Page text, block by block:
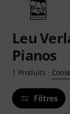
Leu
Pianos
1 Produits ·
Filtres